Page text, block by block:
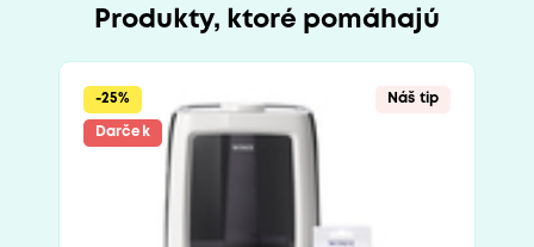
Produkty, ktoré pomáhajú
Darček
-25% Náš tip